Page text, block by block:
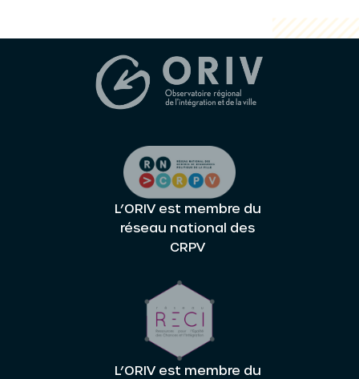
L’ORIV est membre du
réseau national des
CRPV
L’ORIV est membre du